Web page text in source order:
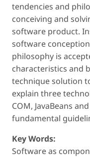
tendencies and
conceiving and
software product.
software
philosophy is
characteristics and
technique solution
explain three
COM, JavaBeans
fundamental
Key Words:
Software as